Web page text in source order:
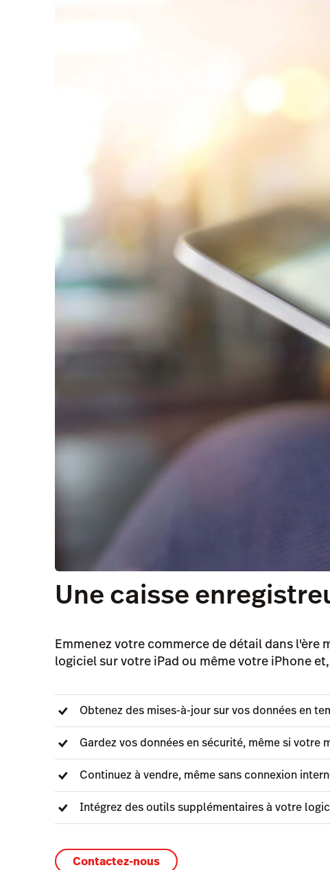
Une caisse
Emmenez votre commerce de détail dans
logiciel sur votre iPad ou même votre iPhone
Obtenez des mises-à-jour sur vos données en
Gardez vos données en sécurité, même si votre
Continuez à vendre, même sans connexion
Intégrez des outils supplémentaires à votre
Contactez-nous